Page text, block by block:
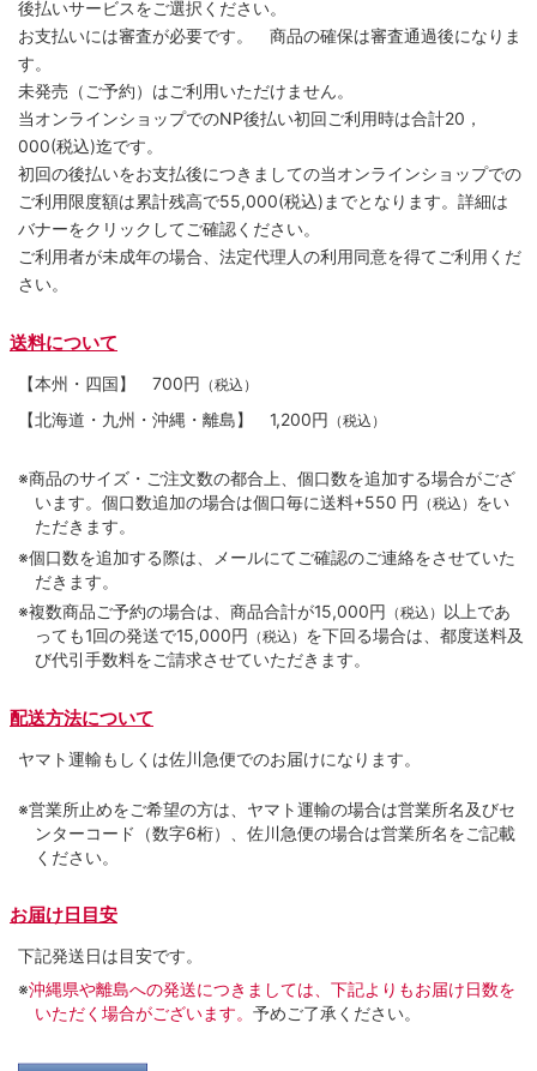
後払いサービスをご選択ください。
お支払いには審査が必要です。 商品の確保は審査通過後になりま
す。
未発売（ご予約）はご利用いただけません。
当オンラインショップでのNP後払い初回ご利用時は合計20，
000(税込)迄です。
初回の後払いをお支払後につきましての当オンラインショップでの
ご利用限度額は累計残高で55,000(税込)までとなります。詳細は
バナーをクリックしてご確認ください。
ご利用者が未成年の場合、法定代理人の利用同意を得てご利用くだ
さい。
送料について
【本州・四国】 700円 （税込）
【北海道・九州・沖縄・離島】 1,200円 （税込）
※商品のサイズ・ご注文数の都合上、個口数を追加する場合がござ
います。個口数追加の場合は個口毎に送料+550 円 （税込） をい
ただきます。
※個口数を追加する際は、メールにてご確認のご連絡をさせていた
だきます。
※複数商品ご予約の場合は、商品合計が15,000円 （税込） 以上であ
っても1回の発送で15,000円 （税込） を下回る場合は、都度送料及
び代引手数料をご請求させていただきます。
配送方法について
ヤマト運輸もしくは佐川急便でのお届けになります。
※営業所止めをご希望の方は、ヤマト運輸の場合は営業所名及びセ
ンターコード（数字6桁）、佐川急便の場合は営業所名をご記載
ください。
お届け日目安
下記発送日は目安です。
※沖縄県や離島への発送につきましては、下記よりもお届け日数を
いただく場合がございます。 予めご了承ください。